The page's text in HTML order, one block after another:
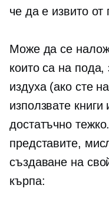
че да е извито от
Може да се
които са на
издуха (ако сте
използвате
достатъчно
представите,
създаване на
кърпа: